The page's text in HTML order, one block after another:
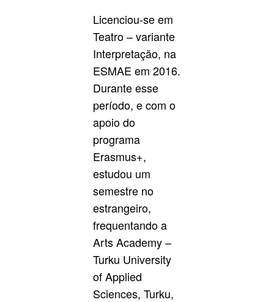
Licenciou-se em
Teatro – variante
Interpretação, na
ESMAE em 2016.
Durante esse
período, e com o
apoio do
programa
Erasmus+,
estudou um
semestre no
estrangeiro,
frequentando a
Arts Academy –
Turku University
of Applied
Sciences, Turku,